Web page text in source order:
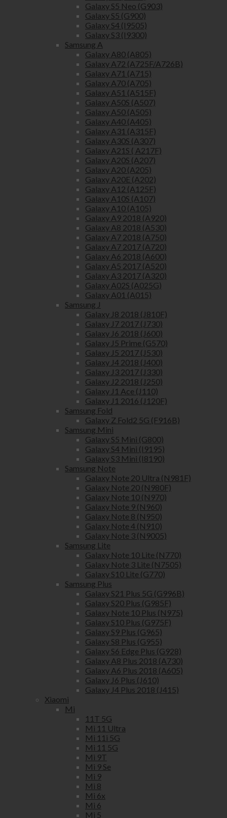
Galaxy S5 Neo (G903)
Galaxy S5 (G900)
Galaxy S4 (I9505)
Galaxy S3 (I9300)
Samsung A
Galaxy A80 (A805)
Galaxy A72 (A725F/A726B)
Galaxy A71 (A715)
Galaxy A70 (A705)
Galaxy A51 (A515F)
Galaxy A50S (A507)
Galaxy A50 (A505)
Galaxy A40 (A405)
Galaxy A31 (A315F)
Galaxy A30S (A307)
Galaxy A21S ( A217F)
Galaxy A20S (A207)
Galaxy A20 (A205)
Galaxy A20E (A202)
Galaxy A12 (A125F)
Galaxy A10S (A107)
Galaxy A10 (A105)
Galaxy A9 2018 (A920)
Galaxy A8 2018 (A530)
Galaxy A7 2018 (A750)
Galaxy A7 2017 (A720)
Galaxy A6 2018 (A600)
Galaxy A5 2017 (A520)
Galaxy A3 2017 (A320)
Galaxy A02S (A025G)
Galaxy A01 (A015)
Samsung J
Galaxy J8 2018 (J810F)
Galaxy J7 2017 (J730)
Galaxy J6 2018 (J600)
Galaxy J5 Prime (G570)
Galaxy J5 2017 (J530)
Galaxy J4 2018 (J400)
Galaxy J3 2017 (J330)
Galaxy J2 2018 (J250)
Galaxy J1 Ace (J110)
Galaxy J1 2016 (J120F)
Samsung Fold
Galaxy Z Fold2 5G (F916B)
Samsung Mini
Galaxy S5 Mini (G800)
Galaxy S4 Mini (I9195)
Galaxy S3 Mini (I8190)
Samsung Note
Galaxy Note 20 Ultra (N981F)
Galaxy Note 20 (N980F)
Galaxy Note 10 (N970)
Galaxy Note 9 (N960)
Galaxy Note 8 (N950)
Galaxy Note 4 (N910)
Galaxy Note 3 (N9005)
Samsung Lite
Galaxy Note 10 Lite (N770)
Galaxy Note 3 Lite (N7505)
Galaxy S10 Lite (G770)
Samsung Plus
Galaxy S21 Plus 5G (G996B)
Galaxy S20 Plus (G985F)
Galaxy Note 10 Plus (N975)
Galaxy S10 Plus (G975F)
Galaxy S9 Plus (G965)
Galaxy S8 Plus (G955)
Galaxy S6 Edge Plus (G928)
Galaxy A8 Plus 2018 (A730)
Galaxy A6 Plus 2018 (A605)
Galaxy J6 Plus (J610)
Galaxy J4 Plus 2018 (J415)
Xiaomi
Mi
11T 5G
Mi 11 Ultra
Mi 11i 5G
Mi 11 5G
Mi 9T
Mi 9 Se
Mi 9
Mi 8
Mi 6x
Mi 6
Mi 5